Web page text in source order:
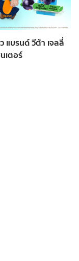
แบรนด์ วีต้า เจลลี่
เตอร์